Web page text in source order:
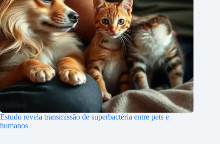
Estudo revela transmissão de superbactéria entre pets e
humanos